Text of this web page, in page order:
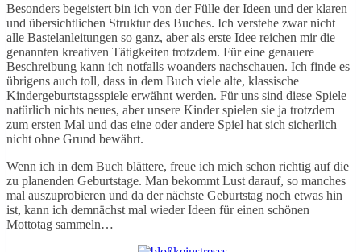
Besonders begeistert bin ich von der Fülle der Ideen und der klaren
und übersichtlichen Struktur des Buches. Ich verstehe zwar nicht
alle Bastelanleitungen so ganz, aber als erste Idee reichen mir die
genannten kreativen Tätigkeiten trotzdem. Für eine genauere
Beschreibung kann ich notfalls woanders nachschauen. Ich finde es
übrigens auch toll, dass in dem Buch viele alte, klassische
Kindergeburtstagsspiele erwähnt werden. Für uns sind diese Spiele
natürlich nichts neues, aber unsere Kinder spielen sie ja trotzdem
zum ersten Mal und das eine oder andere Spiel hat sich sicherlich
nicht ohne Grund bewährt.
Wenn ich in dem Buch blättere, freue ich mich schon richtig auf die
zu planenden Geburtstage. Man bekommt Lust darauf, so manches
mal auszuprobieren und da der nächste Geburtstag noch etwas hin
ist, kann ich demnächst mal wieder Ideen für einen schönen
Mottotag sammeln…